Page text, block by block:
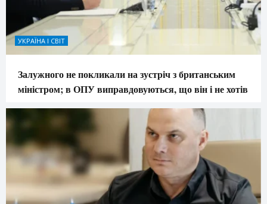
УКРАЇНА І СВІТ
Залужного не покликали на зустріч з британським
міністром; в ОПУ виправдовуються, що він і не хотів